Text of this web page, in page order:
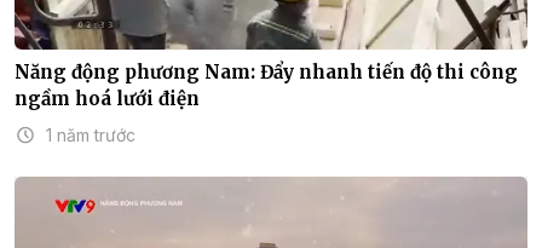
Năng động phương Nam: Đẩy nhanh tiến độ thi công
ngầm hoá lưới điện
1 năm trước